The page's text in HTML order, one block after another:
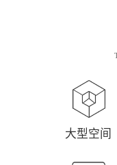
大型空间